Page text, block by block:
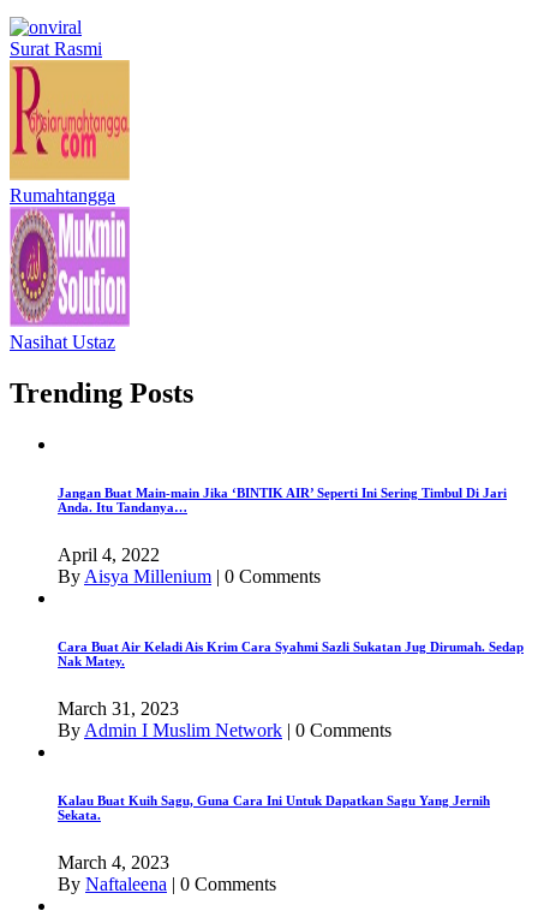
Surat Rasmi
Rumahtangga
Nasihat Ustaz
Trending Posts
Jangan Buat Main-main Jika ‘BINTIK AIR’ Seperti Ini Sering Timbul Di Jari
Anda. Itu Tandanya…
April 4, 2022
By Aisya Millenium | 0 Comments
Cara Buat Air Keladi Ais Krim Cara Syahmi Sazli Sukatan Jug Dirumah. Sedap
Nak Matey.
March 31, 2023
By Admin I Muslim Network | 0 Comments
Kalau Buat Kuih Sagu, Guna Cara Ini Untuk Dapatkan Sagu Yang Jernih
Sekata.
March 4, 2023
By Naftaleena | 0 Comments